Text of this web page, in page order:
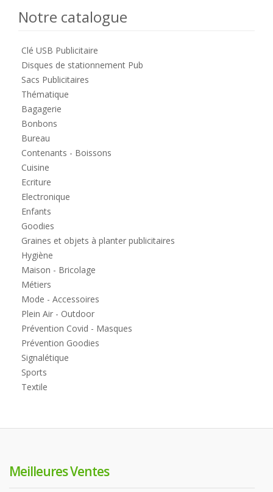
Notre catalogue
Clé USB Publicitaire
Disques de stationnement Pub
Sacs Publicitaires
Thématique
Bagagerie
Bonbons
Bureau
Contenants - Boissons
Cuisine
Ecriture
Electronique
Enfants
Goodies
Graines et objets à planter publicitaires
Hygiène
Maison - Bricolage
Métiers
Mode - Accessoires
Plein Air - Outdoor
Prévention Covid - Masques
Prévention Goodies
Signalétique
Sports
Textile
Meilleures Ventes